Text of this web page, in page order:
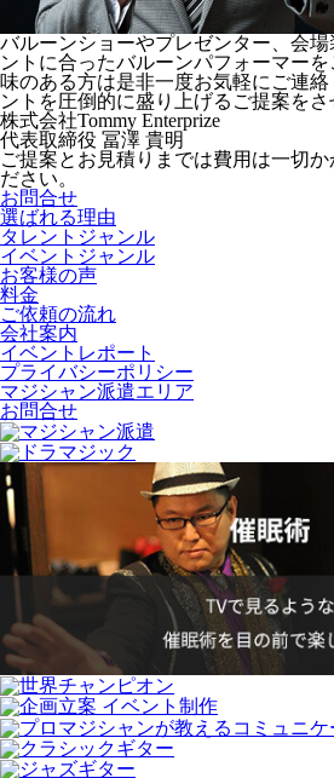
バルーンショーやプレゼンター、会
ントに合ったバルーンパフォーマー
味のある方は是非一度お気軽にご連
ントを圧倒的に盛り上げるご提案をさ
株式会社Tommy Enterprize
代表取締役 冨澤 貴明
ご提案とお見積りまでは費用は一切か
ださい。
お問合せ
選ばれる理由
タレントジャンル
イベントジャンル
お客様の声
料金
ご依頼の流れ
会社案内
イベントレポート
プライバシーポリシー
マジシャン派遣エリア
お問合せ